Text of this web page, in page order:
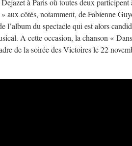
à Paris où toutes deux
aux côtés, notamment, de Fabienne
l’album du spectacle qui est alors
A cette occasion, la chanson «
de la soirée des Victoires le 22